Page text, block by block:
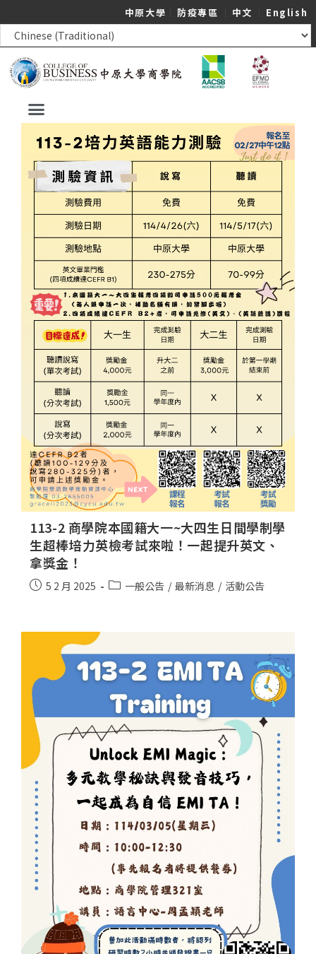
中原大學 防疫專區 中文 English
113-2 商學院本國籍大一~大四生日間學制學
生超棒培力英檢考試來啦！一起提升英文、
拿獎金！
5 2 月 2025 一般公告 / 最新消息 / 活動公告